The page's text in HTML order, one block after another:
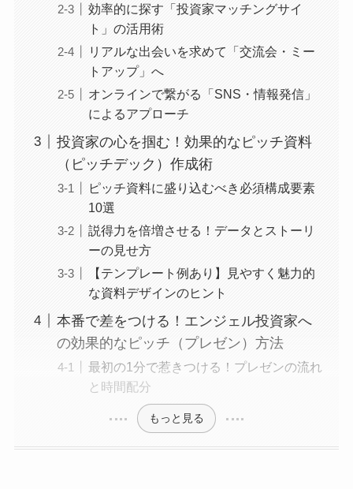
効率的に探す「投資家マッチングサイ
ト」の活用術
リアルな出会いを求めて「交流会・ミー
トアップ」へ
オンラインで繋がる「SNS・情報発信」
によるアプローチ
投資家の心を掴む！効果的なピッチ資料
（ピッチデック）作成術
ピッチ資料に盛り込むべき必須構成要素
10選
説得力を倍増させる！データとストーリ
ーの見せ方
【テンプレート例あり】見やすく魅力的
な資料デザインのヒント
本番で差をつける！エンジェル投資家へ
の効果的なピッチ（プレゼン）方法
最初の1分で惹きつける！プレゼンの流れ
と時間配分
もっと見る